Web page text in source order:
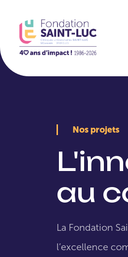
Nos projets
au
La Fondation
l’excellence